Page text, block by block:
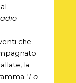
che
la
‘Lo